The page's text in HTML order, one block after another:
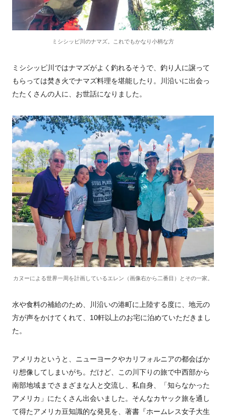
ミシシッピ川のナマズ。これでもかなり小柄な方
ミシシッピ川ではナマズがよく釣れるそうで、釣り人に譲って
もらっては焚き火でナマズ料理を堪能したり。川沿いに出会っ
たたくさんの人に、お世話になりました。
カヌーによる世界一周を計画しているエレン（画像右から二番目）とその一家。
水や食料の補給のため、川沿いの港町に上陸する度に、地元の
方が声をかけてくれて、10軒以上のお宅に泊めていただきまし
た。
アメリカというと、ニューヨークやカリフォルニアの都会ばか
り想像してしまいがち。だけど、この川下りの旅で中西部から
南部地域までさまざまな人と交流し、私自身、「知らなかった
アメリカ」にたくさん出会いました。そんなカヤック旅を通し
て得たアメリカ豆知識的な発見を、著書『ホームレス女子大生